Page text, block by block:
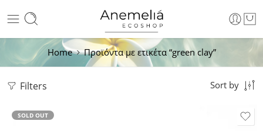
Home Προϊόντα με ετικέτα “green clay”
Filters Sort by
SOLD OUT